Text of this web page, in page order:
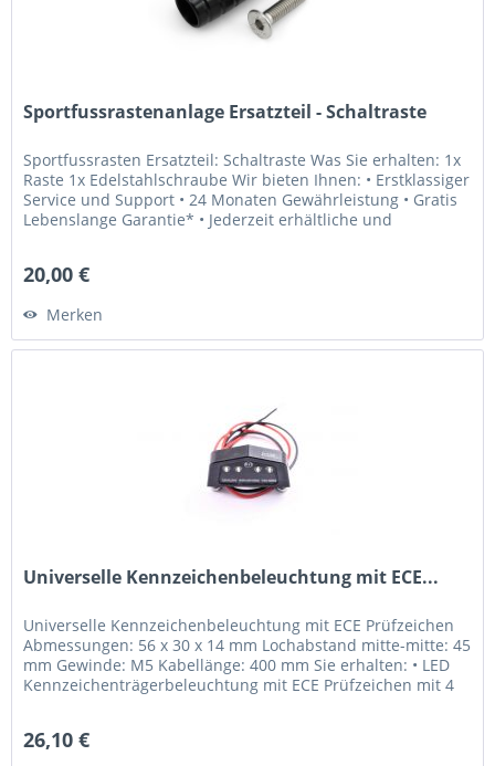
Sportfussrastenanlage Ersatzteil - Schaltraste
Sportfussrasten Ersatzteil: Schaltraste Was Sie erhalten: 1x
Raste 1x Edelstahlschraube Wir bieten Ihnen: • Erstklassiger
Service und Support • 24 Monaten Gewährleistung • Gratis
Lebenslange Garantie* • Jederzeit erhältliche und
20,00 €
Merken
Universelle Kennzeichenbeleuchtung mit ECE...
Universelle Kennzeichenbeleuchtung mit ECE Prüfzeichen
Abmessungen: 56 x 30 x 14 mm Lochabstand mitte-mitte: 45
mm Gewinde: M5 Kabellänge: 400 mm Sie erhalten: • LED
Kennzeichenträgerbeleuchtung mit ECE Prüfzeichen mit 4
26,10 €